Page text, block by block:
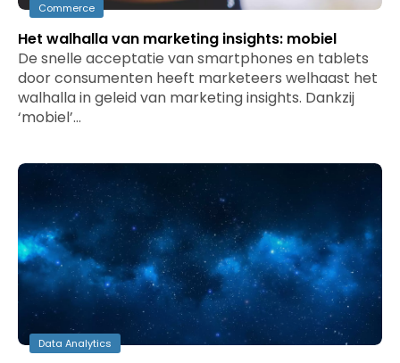
Commerce
Het walhalla van marketing insights: mobiel
De snelle acceptatie van smartphones en tablets
door consumenten heeft marketeers welhaast het
walhalla in geleid van marketing insights. Dankzij
‘mobiel’…
Data Analytics